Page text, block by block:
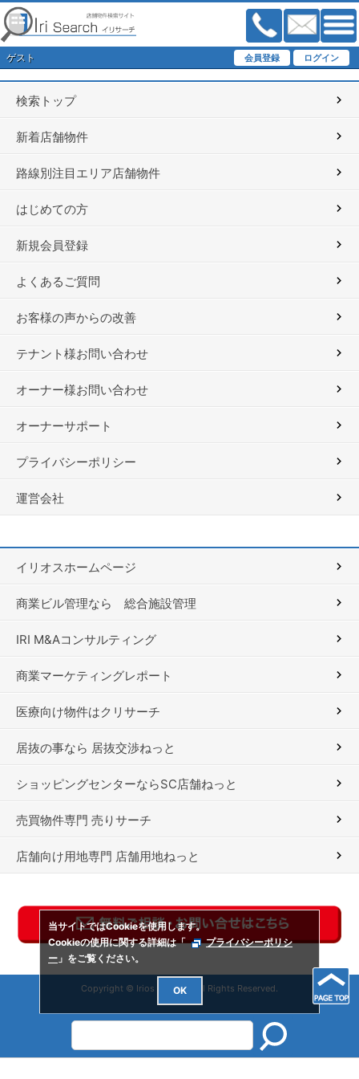
ゲスト
検索トップ
新着店舗物件
路線別注目エリア店舗物件
はじめての方
新規会員登録
よくあるご質問
お客様の声からの改善
テナント様お問い合わせ
オーナー様お問い合わせ
オーナーサポート
プライバシーポリシー
運営会社
イリオスホームページ
商業ビル管理なら 総合施設管理
IRI M&Aコンサルティング
商業マーケティングレポート
医療向け物件はクリサーチ
居抜の事なら 居抜交渉ねっと
ショッピングセンターならSC店舗ねっと
売買物件専門 売りサーチ
店舗向け用地専門 店舗用地ねっと
Copyright © Irios Co., Ltd. All Rights Reserved.
当サイトではCookieを使用します。
Cookieの使用に関する詳細は「
プライバシーポリシ
ー 」をご覧ください。
OK